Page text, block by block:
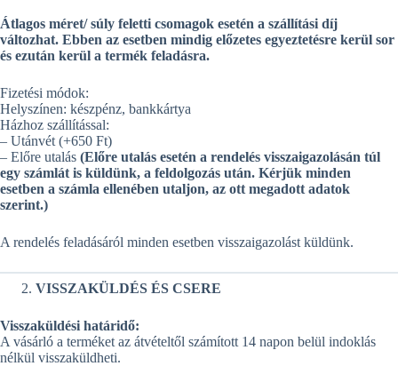
Átlagos méret/ súly feletti csomagok esetén a szállítási díj
változhat. Ebben az esetben mindig előzetes egyeztetésre kerül sor
és ezután kerül a termék feladásra.
Fizetési módok:
Helyszínen: készpénz, bankkártya
Házhoz szállítással:
– Utánvét (+650 Ft)
– Előre utalás (Előre utalás esetén a rendelés visszaigazolásán túl
egy számlát is küldünk, a feldolgozás után. Kérjük minden
esetben a számla ellenében utaljon, az ott megadott adatok
szerint.)
A rendelés feladásáról minden esetben visszaigazolást küldünk.
VISSZAKÜLDÉS ÉS CSERE
Visszaküldési határidő:
A vásárló a terméket az átvételtől számított 14 napon belül indoklás
nélkül visszaküldheti.